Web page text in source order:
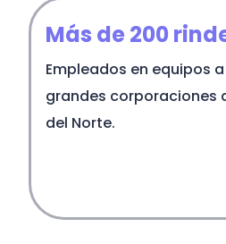
Más de 200
Empleados en equipos
grandes corporaciones
del Norte.